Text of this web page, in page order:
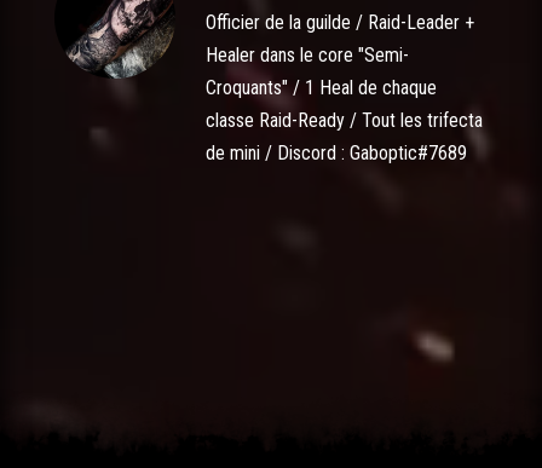
Officier de la guilde / Raid-Leader +
Healer dans le core "Semi-
Croquants" / 1 Heal de chaque
classe Raid-Ready / Tout les trifecta
de mini / Discord : Gaboptic#7689